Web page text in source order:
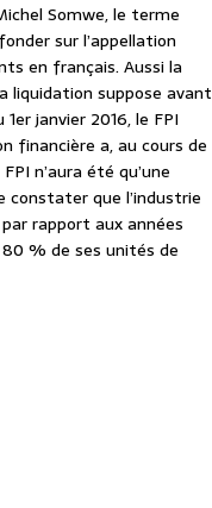
Somwe, le terme
sur l’appellation
en français. Aussi la
liquidation suppose avant
janvier 2016, le FPI
a, au cours de
n’aura été qu’une
que l’industrie
rapport aux années
% de ses unités de